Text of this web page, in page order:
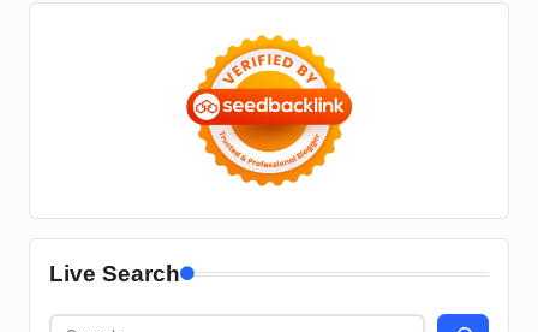
Live Search